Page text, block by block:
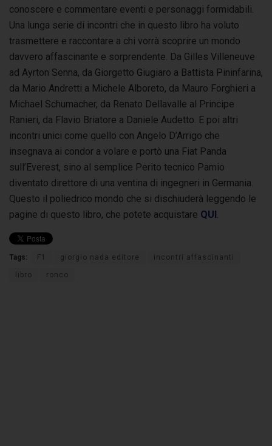
conoscere e commentare eventi e personaggi formidabili.
Una lunga serie di incontri che in questo libro ha voluto
trasmettere e raccontare a chi vorrà scoprire un mondo
davvero affascinante e sorprendente. Da Gilles Villeneuve
ad Ayrton Senna, da Giorgetto Giugiaro a Battista Pininfarina,
da Mario Andretti a Michele Alboreto, da Mauro Forghieri a
Michael Schumacher, da Renato Dellavalle al Principe
Ranieri, da Flavio Briatore a Daniele Audetto. E poi altri
incontri unici come quello con Angelo D’Arrigo che
insegnava ai condor a volare e portò una Fiat Panda
sull’Everest, sino al semplice Perito tecnico Pamio
diventato direttore di una ventina di ingegneri in Germania.
Questo il poliedrico mondo che si dischiuderà leggendo le
pagine di questo libro, che potete acquistare QUI
Tags: F1 giorgio nada editore incontri affascinanti
libro ronco